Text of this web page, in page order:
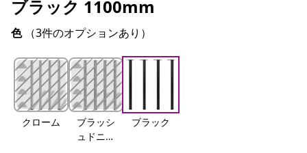
ブラック 1100mm
色 （3件のオプションあり）
クローム
ブラッシ
ュドニッ
ブラック